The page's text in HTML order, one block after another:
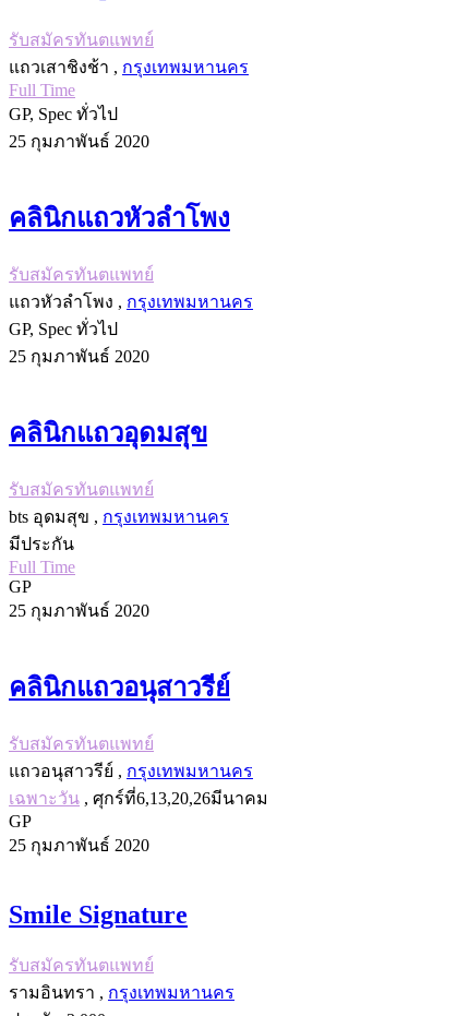
รับสมัครทันตแพทย์
แถวเสาชิงช้า , กรุงเทพมหานคร
Full Time
GP, Spec ทั่วไป
25 กุมภาพันธ์ 2020
คลินิกแถวหัวลำโพง
รับสมัครทันตแพทย์
แถวหัวลำโพง , กรุงเทพมหานคร
GP, Spec ทั่วไป
25 กุมภาพันธ์ 2020
คลินิกแถวอุดมสุข
รับสมัครทันตแพทย์
bts อุดมสุข , กรุงเทพมหานคร
มีประกัน
Full Time
GP
25 กุมภาพันธ์ 2020
คลินิกแถวอนุสาวรีย์
รับสมัครทันตแพทย์
แถวอนุสาวรีย์ , กรุงเทพมหานคร
เฉพาะวัน , ศุกร์ที่6,13,20,26มีนาคม
GP
25 กุมภาพันธ์ 2020
Smile Signature
รับสมัครทันตแพทย์
รามอินทรา , กรุงเทพมหานคร